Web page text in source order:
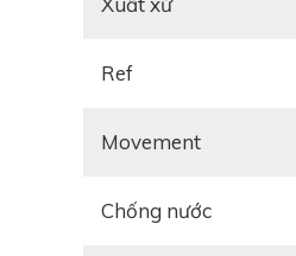
Ref
Movement
Chống nước